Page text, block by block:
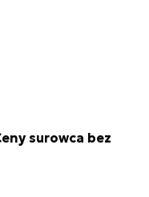
surowca bez